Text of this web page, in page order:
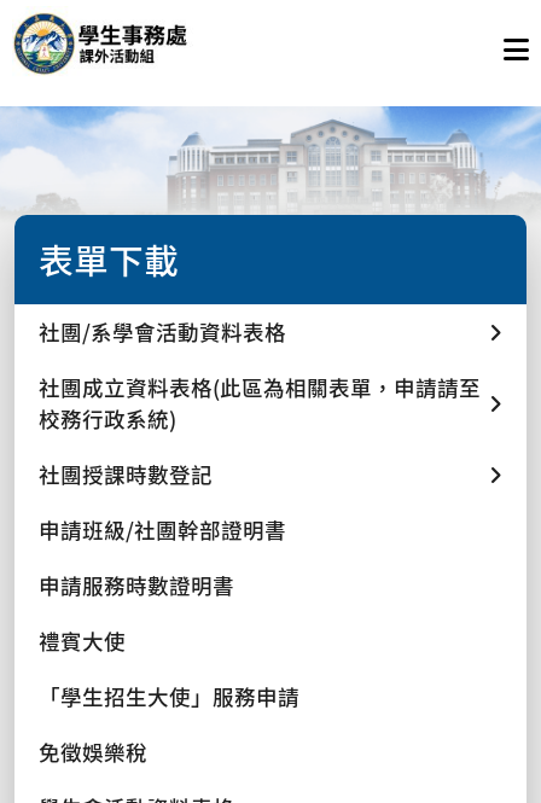
表單下載
社團/系學會活動資料表格
社團成立資料表格(此區為相關表單，申請請至
校務行政系統)
社團授課時數登記
申請班級/社團幹部證明書
申請服務時數證明書
禮賓大使
「學生招生大使」服務申請
免徵娛樂稅